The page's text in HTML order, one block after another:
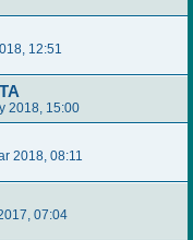
12:51
2018, 15:00
2018, 08:11
07:04